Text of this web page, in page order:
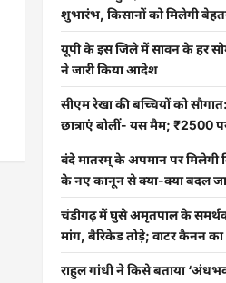
शुभारंभ, किसानों को मिलेगी
यूपी के इस जिले में सावन के हर
ने जारी किया आदेश
सीएम रेखा की बच्चियों को
छात्राएं बोलीं- यस मैम; ₹2500
वंदे मातरम् के अपमान पर मिलेगी
के नए कानून से क्या-क्या बदल
चंडीगढ़ में घुसे अमृतपाल के समर्थक:
मांग, बैरिकेड तोड़े; वाटर कैनन का
राहुल गांधी ने किसे बताया